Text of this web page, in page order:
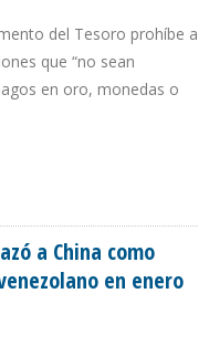
del Tesoro prohíbe a
que “no sean
en oro, monedas o
a China como
en enero